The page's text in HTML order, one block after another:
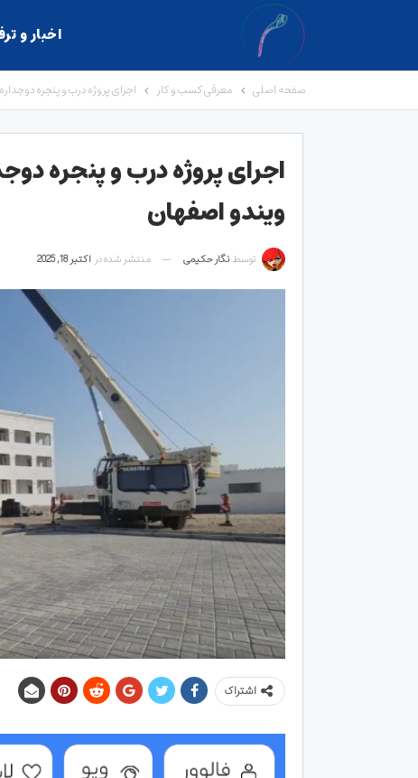
اخبار و
صفحه اصلی معرفی کسب و کار اجرای پروژه درب و پنجره
اجرای پروژه درب و پنجره
ویندو اصفهان
توسط نگار حکیمی منتشر شده در اکتبر 18, 2025
اشتراک